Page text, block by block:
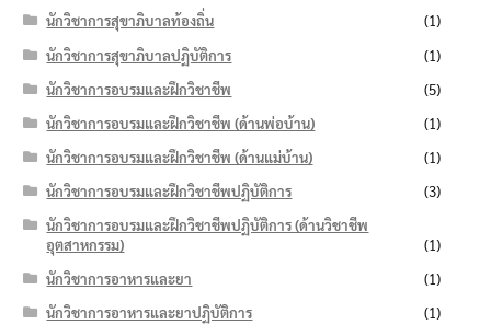
นักวิชาการสุขาภิบาลท้องถิ่น
(1)
นักวิชาการสุขาภิบาลปฏิบัติการ
(1)
นักวิชาการอบรมและฝึกวิชาชีพ
(5)
นักวิชาการอบรมและฝึกวิชาชีพ (ด้านพ่อบ้าน)
(1)
นักวิชาการอบรมและฝึกวิชาชีพ (ด้านแม่บ้าน)
(1)
นักวิชาการอบรมและฝึกวิชาชีพปฏิบัติการ
(3)
นักวิชาการอบรมและฝึกวิชาชีพปฏิบัติการ (ด้านวิชาชีพ
อุตสาหกรรม)
(1)
นักวิชาการอาหารและยา
(1)
นักวิชาการอาหารและยาปฏิบัติการ
(1)